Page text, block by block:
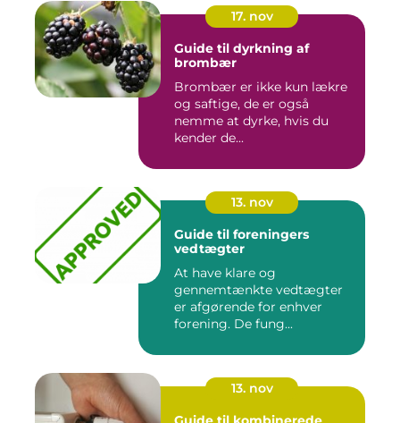
17. nov
Guide til dyrkning af
brombær
Brombær er ikke kun lækre
og saftige, de er også
nemme at dyrke, hvis du
kender de...
13. nov
Guide til foreningers
vedtægter
At have klare og
gennemtænkte vedtægter
er afgørende for enhver
forening. De fung...
13. nov